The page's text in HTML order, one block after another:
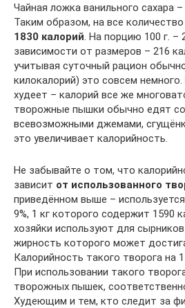
Чайная ложка ванильного сахара
Таким образом, на все
1830 калорий . На порцию 100 г.
зависимости от размеров – 216
учитывая суточный рацион
килокалорий) это совсем
худеет – калорий все же
творожные пышки обычно едят
всевозможными джемами,
это увеличивает калорийность.
Не забывайте о том, что
зависит от использованного
приведённом выше –
9%, 1 кг которого содержит 1590
хозяйки используют для
жирность которого может
Калорийность такого творога на 1
При использовании такого
творожных пышек,
Худеющим и тем, кто следит за